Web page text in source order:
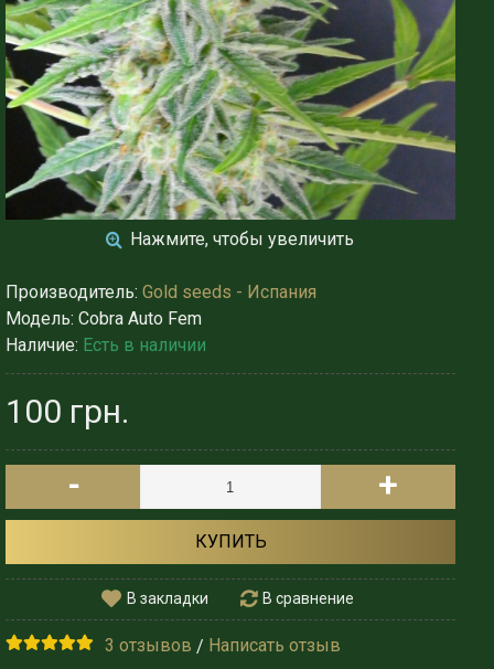
Нажмите, чтобы увеличить
Производитель: Gold seeds - Испания
Модель: Cobra Auto Fem
Наличие: Есть в наличии
100 грн.
-
+
КУПИТЬ
В закладки В сравнение
3 отзывов / Написать отзыв